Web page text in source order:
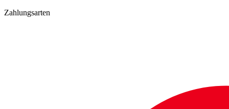
Zahlungsarten